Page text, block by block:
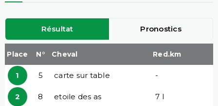
Résultat Pronostics
Place N° Cheval Red.km
1 5 carte sur table -
2 8 etoile des as 7 l